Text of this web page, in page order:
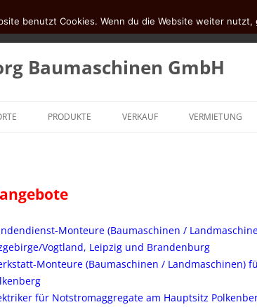
Baumaschinen GmbH
PRODUKTE VERKAUF VERMIETUNG
RAUPENBAGGER
Monteure (Baumaschinen /
Vogtland, Leipzig und Brandenburg
Monteure (Baumaschinen / Landmaschinen)
für Notstromaggregate am Hauptsitz
benutzt Cookies. Wenn du die Website weiter